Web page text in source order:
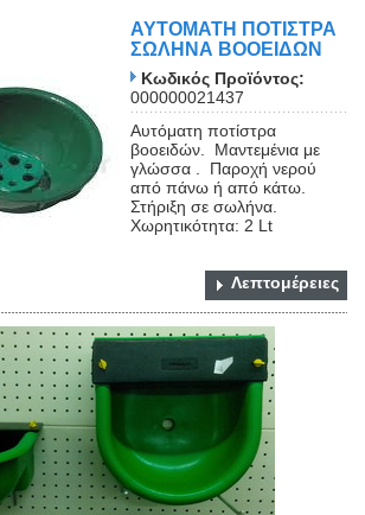
ΑΥΤΟΜΑΤΗ ΠΟΤΙΣΤΡΑ
ΣΩΛΗΝΑ ΒΟΟΕΙΔΩΝ
Κωδικός Προϊόντος:
000000021437
Αυτόματη ποτίστρα
βοοειδών. Μαντεμένια με
γλώσσα . Παροχή νερού
από πάνω ή από κάτω.
Στήριξη σε σωλήνα.
Χωρητικότητα: 2 Lt
Λεπτομέρειες